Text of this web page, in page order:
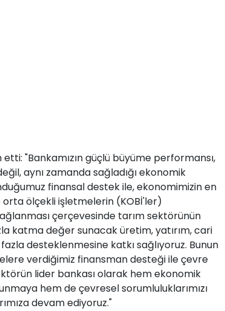
"Bankamızın güçlü büyüme performansı,
aynı zamanda sağladığı ekonomik
finansal destek ile, ekonomimizin en
ölçekli işletmelerin (KOBİ'ler)
çerçevesinde tarım sektörünün
katma değer sunacak üretim, yatırım, cari
desteklenmesine katkı sağlıyoruz. Bunun
verdiğimiz finansman desteği ile çevre
lider bankası olarak hem ekonomik
hem de çevresel sorumluluklarımızı
devam ediyoruz."